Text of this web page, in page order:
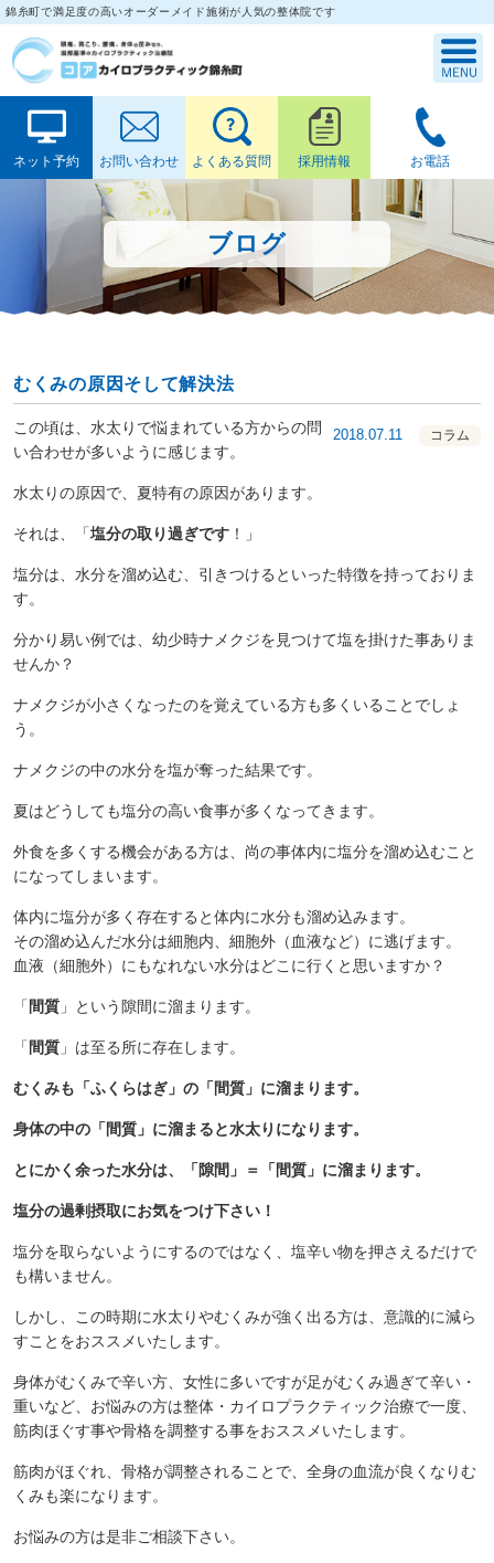
錦糸町で満足度の高いオーダーメイド施術が人気の整体院です
ネット予約 お問い合わせ よくある質問 採用情報 お電話
ブログ
むくみの原因そして解決法
2018.07.11 コラム
この頃は、水太りで悩まれている方からの問
い合わせが多いように感じます。
水太りの原因で、夏特有の原因があります。
それは、「塩分の取り過ぎです ！」
塩分は、水分を溜め込む、引きつけるといった特徴を持っておりま
す。
分かり易い例では、幼少時ナメクジを見つけて塩を掛けた事ありま
せんか？
ナメクジが小さくなったのを覚えている方も多くいることでしょ
う。
ナメクジの中の水分を塩が奪った結果です。
夏はどうしても塩分の高い食事が多くなってきます。
外食を多くする機会がある方は、尚の事体内に塩分を溜め込むこと
になってしまいます。
体内に塩分が多く存在すると体内に水分も溜め込みます。
その溜め込んだ水分は細胞内、細胞外（血液など）に逃げます。
血液（細胞外）にもなれない水分はどこに行くと思いますか？
「 間質 」という隙間に溜まります。
「 間質 」は至る所に存在します。
むくみも「ふくらはぎ」の「間質」に溜まります。
身体の中の「間質」に溜まると水太りになります。
とにかく余った水分は、「隙間」＝「間質」に溜まります。
塩分の過剰摂取にお気をつけ下さい！
塩分を取らないようにするのではなく、塩辛い物を押さえるだけで
も構いません。
しかし、この時期に水太りやむくみが強く出る方は、意識的に減ら
すことをおススメいたします。
身体がむくみで辛い方、女性に多いですが足がむくみ過ぎて辛い・
重いなど、お悩みの方は整体・カイロプラクティック治療で一度、
筋肉ほぐす事や骨格を調整する事をおススメいたします。
筋肉がほぐれ、骨格が調整されることで、全身の血流が良くなりむ
くみも楽になります。
お悩みの方は是非ご相談下さい。